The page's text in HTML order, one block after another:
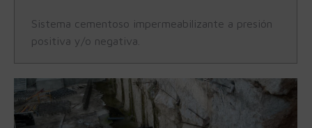
Sistema cementoso impermeabilizante a presión
positiva y/o negativa.